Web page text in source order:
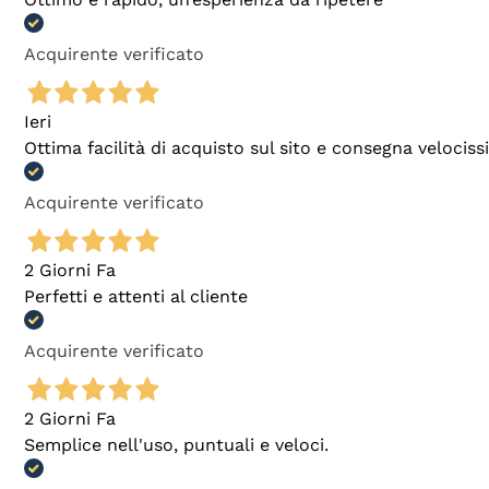
Acquirente verificato
Ieri
Ottima facilità di acquisto sul sito e consegna
Acquirente verificato
2 Giorni Fa
Perfetti e attenti al cliente
Acquirente verificato
2 Giorni Fa
Semplice nell'uso, puntuali e veloci.